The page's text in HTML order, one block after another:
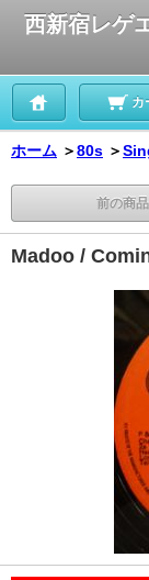
西新宿レゲ
カ
ホーム ＞80s ＞
前の商
Madoo /